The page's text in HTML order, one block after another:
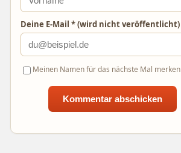
Deine E-Mail * (wird nicht veröffentlicht)
Meinen Namen für das nächste Mal merken